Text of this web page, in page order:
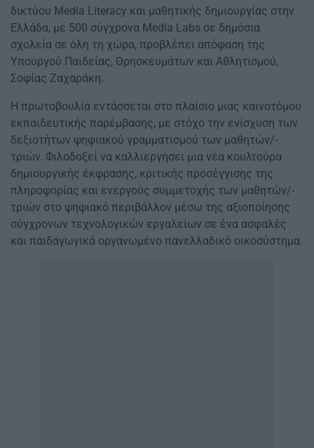
δικτύου Media Literacy και μαθητικής δημιουργίας στην
Ελλάδα, με 500 σύγχρονα Media Labs σε δημόσια
σχολεία σε όλη τη χώρα, προβλέπει απόφαση της
Υπουργού Παιδείας, Θρησκευμάτων και Αθλητισμού,
Σοφίας Ζαχαράκη.
Η πρωτοβουλία εντάσσεται στο πλαίσιο μιας καινοτόμου
εκπαιδευτικής παρέμβασης, με στόχο την ενίσχυση των
δεξιοτήτων ψηφιακού γραμματισμού των μαθητών/-
τριών. Φιλοδοξεί να καλλιεργήσει μια νέα κουλτούρα
δημιουργικής έκφρασης, κριτικής προσέγγισης της
πληροφορίας και ενεργούς συμμετοχής των μαθητών/-
τριών στο ψηφιακό περιβάλλον μέσω της αξιοποίησης
σύγχρονων τεχνολογικών εργαλείων σε ένα ασφαλές
και παιδαγωγικά οργανωμένο πανελλαδικό οικοσύστημα.